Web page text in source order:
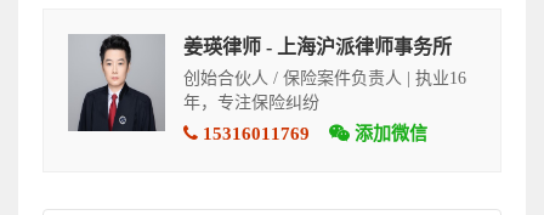
姜瑛律师 - 上海沪派律师事务所
创始合伙人 / 保险案件负责人 | 执业16
年，专注保险纠纷
15316011769 添加微信